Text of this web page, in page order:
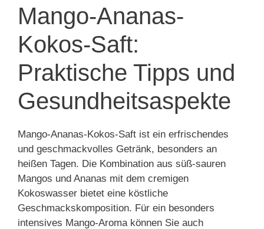
Mango-Ananas-
Kokos-Saft:
Praktische Tipps und
Gesundheitsaspekte
Mango-Ananas-Kokos-Saft ist ein erfrischendes
und geschmackvolles Getränk, besonders an
heißen Tagen. Die Kombination aus süß-sauren
Mangos und Ananas mit dem cremigen
Kokoswasser bietet eine köstliche
Geschmackskomposition. Für ein besonders
intensives Mango-Aroma können Sie auch